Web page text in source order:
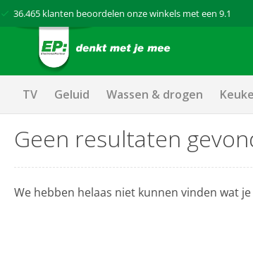
36.465 klanten beoordelen onze winkels met een 9.1
TV Geluid Wassen & drogen
Geen resultaten
We hebben helaas niet kunnen vinden wat